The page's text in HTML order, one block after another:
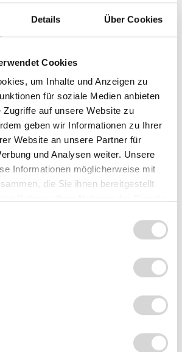
Details Über Cookies
Cookies
um Inhalte und Anzeigen zu
für soziale Medien anbieten
Zugriffe auf unsere Website zu
geben wir Informationen zu Ihrer
Website an unsere Partner für
und Analysen weiter. Unsere
Informationen möglicherweise mit
die Sie ihnen bereitgestellt